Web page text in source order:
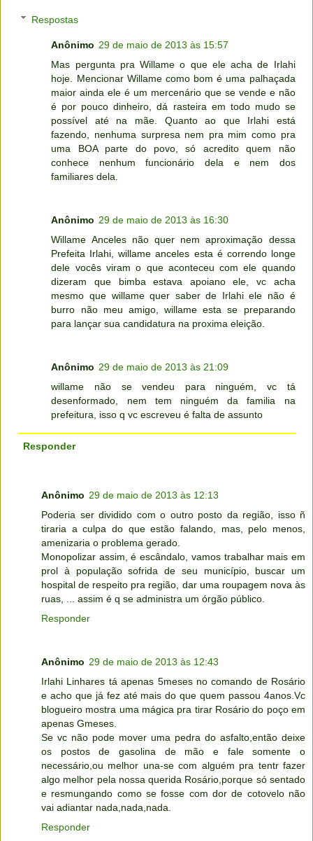
Respostas
Anônimo 29 de maio de 2013 às 15:57
Mas pergunta pra Willame o que ele acha de Irlahi
hoje. Mencionar Willame como bom é uma palhaçada
maior ainda ele é um mercenário que se vende e não
é por pouco dinheiro, dá rasteira em todo mudo se
possível até na mãe. Quanto ao que Irlahi está
fazendo, nenhuma surpresa nem pra mim como pra
uma BOA parte do povo, só acredito quem não
conhece nenhum funcionário dela e nem dos
familiares dela.
Anônimo 29 de maio de 2013 às 16:30
Willame Anceles não quer nem aproximação dessa
Prefeita Irlahi, willame anceles esta é correndo longe
dele vocês viram o que aconteceu com ele quando
dizeram que bimba estava apoiano ele, vc acha
mesmo que willame quer saber de Irlahi ele não é
burro não meu amigo, willame esta se preparando
para lançar sua candidatura na proxima eleição.
Anônimo 29 de maio de 2013 às 21:09
willame não se vendeu para ninguém, vc tá
desenformado, nem tem ninguém da familia na
prefeitura, isso q vc escreveu é falta de assunto
Responder
Anônimo 29 de maio de 2013 às 12:13
Poderia ser dividido com o outro posto da região, isso ñ
tiraria a culpa do que estão falando, mas, pelo menos,
amenizaria o problema gerado.
Monopolizar assim, é escândalo, vamos trabalhar mais em
prol à população sofrida de seu município, buscar um
hospital de respeito pra região, dar uma roupagem nova às
ruas, ... assim é q se administra um órgão público.
Responder
Anônimo 29 de maio de 2013 às 12:43
Irlahi Linhares tá apenas 5meses no comando de Rosário
e acho que já fez até mais do que quem passou 4anos.Vc
blogueiro mostra uma mágica pra tirar Rosário do poço em
apenas Gmeses.
Se vc não pode mover uma pedra do asfalto,então deixe
os postos de gasolina de mão e fale somente o
necessário,ou melhor una-se com alguém pra tentr fazer
algo melhor pela nossa querida Rosário,porque só sentado
e resmungando como se fosse com dor de cotovelo não
vai adiantar nada,nada,nada.
Responder